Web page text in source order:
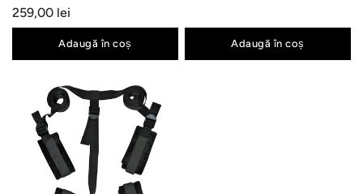
259,00 lei
Adaugă în coș Adaugă în coș